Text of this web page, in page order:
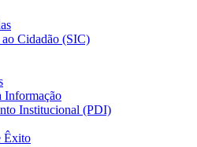
Cidadão (SIC)
Informação
Institucional (PDI)
Êxito